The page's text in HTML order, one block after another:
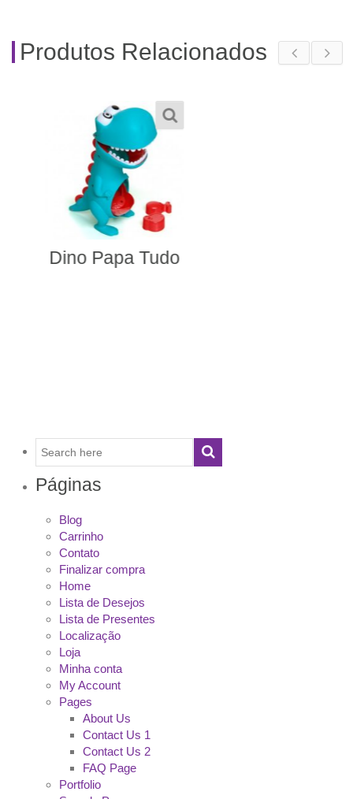
Produtos Relacionados
Páginas
Blog
Carrinho
Contato
Finalizar compra
Home
Lista de Desejos
Lista de Presentes
Localização
Loja
Minha conta
My Account
Pages
About Us
Contact Us 1
Contact Us 2
FAQ Page
Portfolio